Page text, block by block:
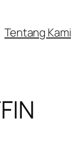
Tentang Kami